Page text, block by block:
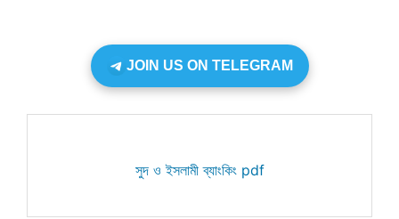
JOIN US ON TELEGRAM
সুদ ও ইসলামী ব্যাংকিং pdf